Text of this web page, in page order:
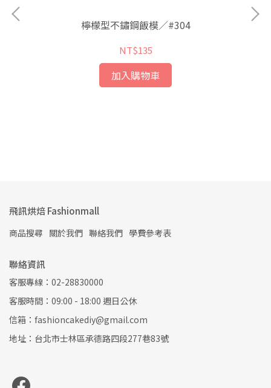
檸檬型不鏽鋼飯模／#304
NT$135
加入購物車
飛訊烘焙 Fashionmall
商品搜尋 關於我們 聯絡我們 學費參考表
聯絡資訊
客服專線：02-28830000
客服時間：09:00 - 18:00 週日公休
信箱：fashioncakediy@gmail.com
地址：台北市士林區承德路四段277巷83號